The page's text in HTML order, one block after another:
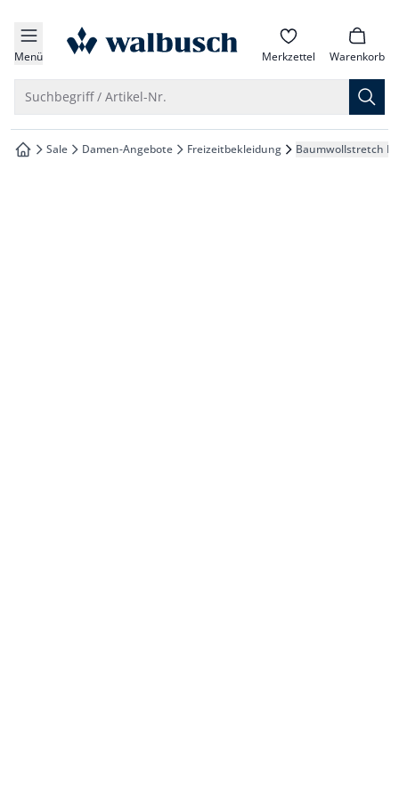
springen
springen
springen
springen
Menü zur Startseite Merkzettel Warenkorb
Suchbegriff / Artikel-Nr.
zur Startseite
Sale Damen-Angebote Freizeitbekleidung Baumwollstretch